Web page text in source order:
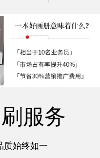
服务
质始终如一